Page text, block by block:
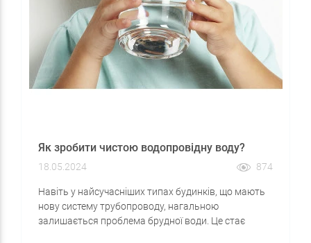
Як зробити чистою водопровідну воду?
18.05.2024 874
Навіть у найсучасніших типах будинків, що мають
нову систему трубопроводу, нагальною
залишається проблема брудної води. Це стає